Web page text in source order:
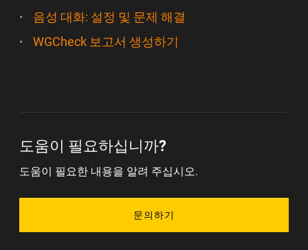
음성 대화: 설정 및 문제 해결
WGCheck 보고서 생성하기
도움이 필요하십니까?
도움이 필요한 내용을 알려 주십시오.
문의하기